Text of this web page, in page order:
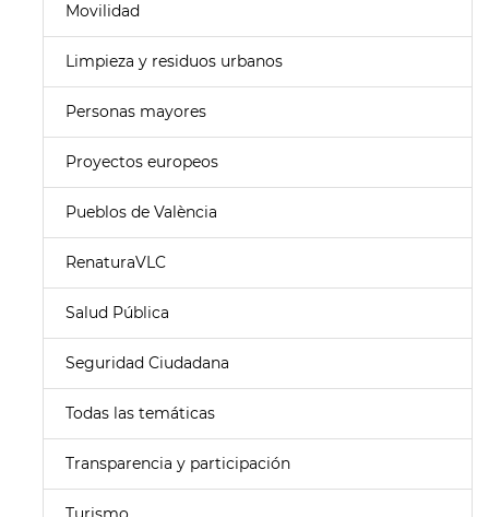
Movilidad
Limpieza y residuos urbanos
Personas mayores
Proyectos europeos
Pueblos de València
RenaturaVLC
Salud Pública
Seguridad Ciudadana
Todas las temáticas
Transparencia y participación